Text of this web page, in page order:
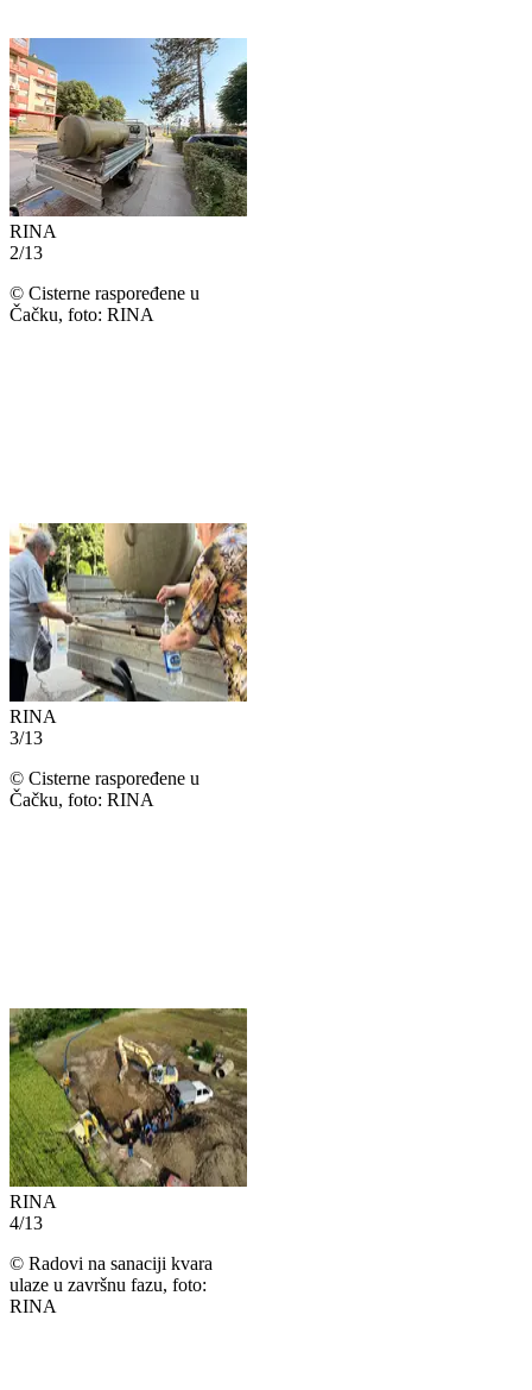
RINA
2/13
© Cisterne raspoređene u
Čačku, foto: RINA
RINA
3/13
© Cisterne raspoređene u
Čačku, foto: RINA
RINA
4/13
© Radovi na sanaciji kvara
ulaze u završnu fazu, foto:
RINA